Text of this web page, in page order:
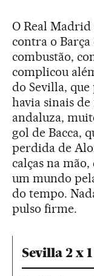
O Real
contra o
combustão,
complicou
do Sevilla,
havia sinais
andaluza,
gol de Bacca,
perdida de
calças na
um mundo
do tempo.
pulso firme.
Sevilla 2 x